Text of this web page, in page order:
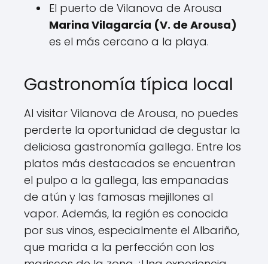
El puerto de Vilanova de Arousa
Marina Vilagarcía (V. de Arousa)
es el más cercano a la playa.
Gastronomía típica local
Al visitar Vilanova de Arousa, no puedes
perderte la oportunidad de degustar la
deliciosa gastronomía gallega. Entre los
platos más destacados se encuentran
el pulpo a la gallega, las empanadas
de atún y las famosas mejillones al
vapor. Además, la región es conocida
por sus vinos, especialmente el Albariño,
que marida a la perfección con los